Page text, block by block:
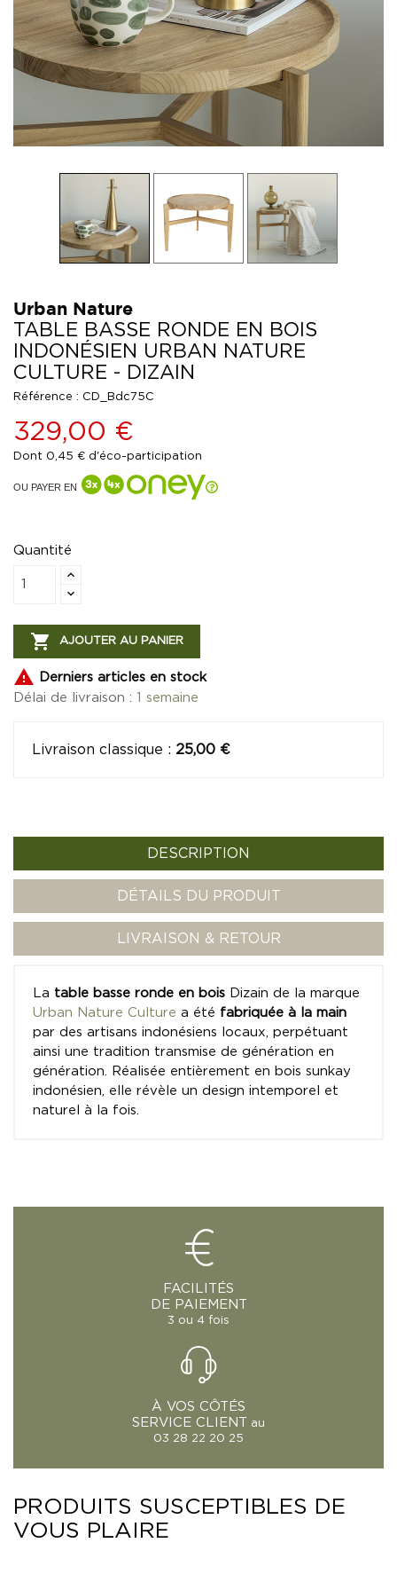
Urban Nature
TABLE BASSE RONDE EN BOIS
INDONÉSIEN URBAN NATURE
CULTURE - DIZAIN
Référence : CD_Bdc75C
329,00 €
Dont 0,45 € d'éco-participation
OU PAYER EN
Quantité
 AJOUTER AU PANIER

Derniers articles en stock
Délai de livraison : 1 semaine
Livraison classique : 25,00 €
DESCRIPTION
DÉTAILS DU PRODUIT
LIVRAISON & RETOUR
La table basse ronde en bois Dizain de la marque
Urban Nature Culture a été fabriquée à la main
par des artisans indonésiens locaux, perpétuant
ainsi une tradition transmise de génération en
génération. Réalisée entièrement en bois sunkay
indonésien, elle révèle un design intemporel et
naturel à la fois.
FACILITÉS
DE PAIEMENT
3 ou 4 fois
À VOS CÔTÉS
SERVICE CLIENT
au
03 28 22 20 25
PRODUITS SUSCEPTIBLES DE
VOUS PLAIRE